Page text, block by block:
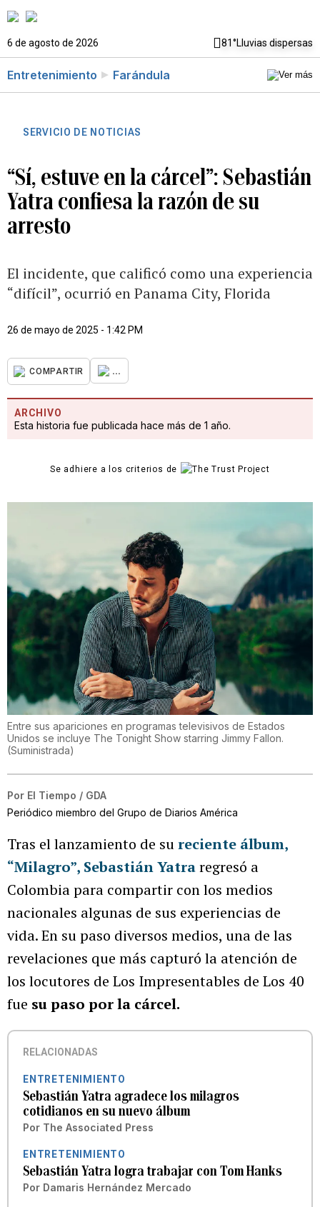
6 de agosto de 2026 81°Lluvias dispersas
Entretenimiento Farándula
SERVICIO DE NOTICIAS
“Sí, estuve en la cárcel”: Sebastián
Yatra confiesa la razón de su
arresto
El incidente, que calificó como una experiencia
“difícil”, ocurrió en Panama City, Florida
26 de mayo de 2025 - 1:42 PM
COMPARTIR ...
ARCHIVO
Esta historia fue publicada hace más de 1 año.
Se adhiere a los criterios de
Entre sus apariciones en programas televisivos de Estados
Unidos se incluye The Tonight Show starring Jimmy Fallon.
(Suministrada)
Por El Tiempo / GDA
Periódico miembro del Grupo de Diarios América
Tras el lanzamiento de sureciente álbum,
“Milagro”, Sebastián Yatraregresó a
Colombia para compartir con los medios
nacionales algunas de sus experiencias de
vida. En su paso diversos medios, una de las
revelaciones que más capturó la atención de
los locutores de Los Impresentables de Los 40
fue su paso por la cárcel.
RELACIONADAS
ENTRETENIMIENTO
Sebastián Yatra agradece los milagros
cotidianos en su nuevo álbum
Por The Associated Press
ENTRETENIMIENTO
Sebastián Yatra logra trabajar con Tom Hanks
Por Damaris Hernández Mercado